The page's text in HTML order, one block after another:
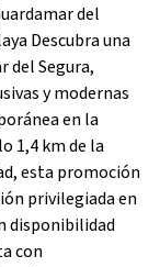
del
Descubra una
del Segura,
y modernas
en la
1,4 km de la
esta promoción
privilegiada en
disponibilidad
con